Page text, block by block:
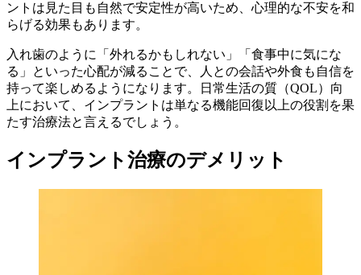
ントは見た目も自然で安定性が高いため、心理的な不安を和
らげる効果もあります。
入れ歯のように「外れるかもしれない」「食事中に気にな
る」といった心配が減ることで、人との会話や外食も自信を
持って楽しめるようになります。日常生活の質（QOL）向
上において、インプラントは単なる機能回復以上の役割を果
たす治療法と言えるでしょう。
インプラント治療のデメリット